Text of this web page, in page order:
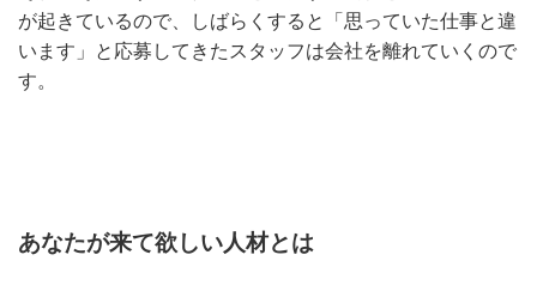
が起きているので、しばらくすると「思っていた仕事と違
います」と応募してきたスタッフは会社を離れていくので
す。
あなたが来て欲しい人材とは